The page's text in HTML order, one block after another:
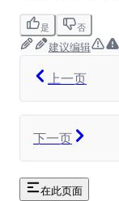
是 否
建议编辑
上一页
下一页
在此页面